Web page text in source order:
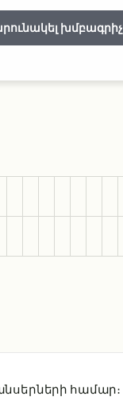
խմբագրիչ
համար։